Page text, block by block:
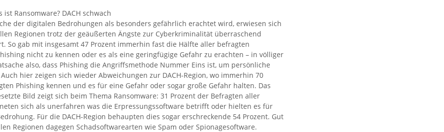
ist Ransomware? DACH schwach
der digitalen Bedrohungen als besonders gefährlich erachtet wird, erwiesen sich
Regionen trotz der geäußerten Ängste zur Cyberkriminalität überraschend
So gab mit insgesamt 47 Prozent immerhin fast die Hälfte aller befragten
nicht zu kennen oder es als eine geringfügige Gefahr zu erachten – in völliger
also, dass Phishing die Angriffsmethode Nummer Eins ist, um persönliche
hier zeigen sich wieder Abweichungen zur DACH-Region, wo immerhin 70
Phishing kennen und es für eine Gefahr oder sogar große Gefahr halten. Das
Bild zeigt sich beim Thema Ransomware: 31 Prozent der Befragten aller
sich als unerfahren was die Erpressungssoftware betrifft oder hielten es für
Für die DACH-Region behaupten dies sogar erschreckende 54 Prozent. Gut
Regionen dagegen Schadsoftwarearten wie Spam oder Spionagesoftware.